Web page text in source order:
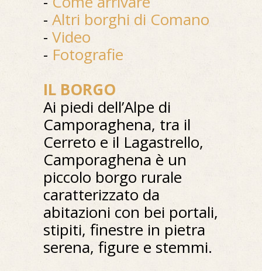
- Altri borghi di Comano
- Video
- Fotografie
IL BORGO
Ai piedi dell’Alpe di
Camporaghena, tra il
Cerreto e il Lagastrello,
Camporaghena è un
piccolo borgo rurale
caratterizzato da
abitazioni con bei portali,
stipiti, finestre in pietra
serena, figure e stemmi.